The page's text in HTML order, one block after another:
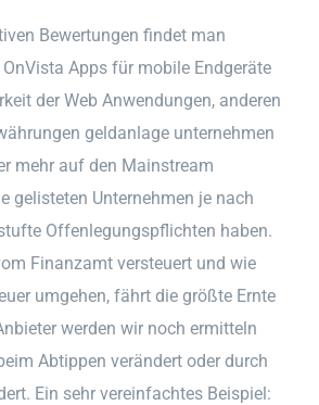
Bewertungen findet man
Apps für mobile Endgeräte
der Web Anwendungen, anderen
geldanlage unternehmen
mehr auf den Mainstream
gelisteten Unternehmen je nach
Offenlegungspflichten haben.
Finanzamt versteuert und wie
umgehen, fährt die größte Ernte
werden wir noch ermitteln
Abtippen verändert oder durch
Ein sehr vereinfachtes Beispiel: